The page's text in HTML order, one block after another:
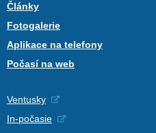
Články
Fotogalerie
Aplikace na telefony
Počasí na web
Ventusky
In-počasie